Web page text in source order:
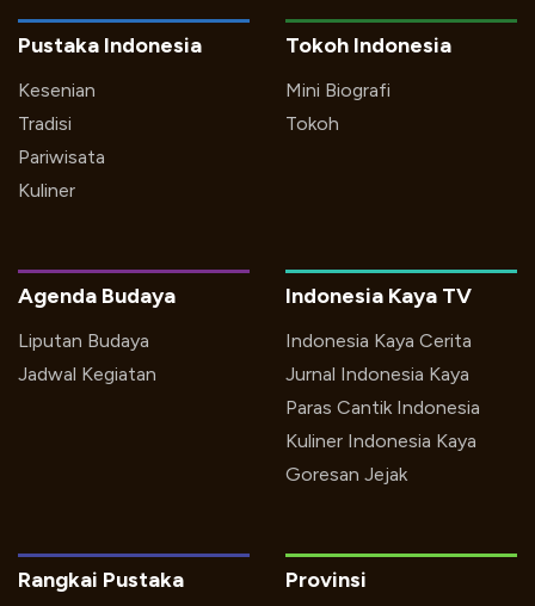
Pustaka Indonesia
Kesenian
Tradisi
Pariwisata
Kuliner
Tokoh Indonesia
Mini Biografi
Tokoh
Indonesia Kaya TV
Indonesia Kaya Cerita
Jurnal Indonesia Kaya
Paras Cantik Indonesia
Kuliner Indonesia Kaya
Goresan Jejak
Agenda Budaya
Liputan Budaya
Jadwal Kegiatan
Rangkai Pustaka Provinsi